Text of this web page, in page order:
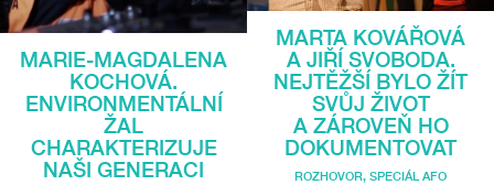
MARIE-MAGDALENA
KOCHOVÁ.
ENVIRONMENTÁLNÍ
ŽAL
CHARAKTERIZUJE
NAŠI GENERACI
MARTA KOVÁŘOVÁ
A JIŘÍ SVOBODA.
NEJTĚŽŠÍ BYLO ŽÍT
SVŮJ ŽIVOT
A ZÁROVEŇ HO
DOKUMENTOVAT
ROZHOVOR, SPECIÁL AFO